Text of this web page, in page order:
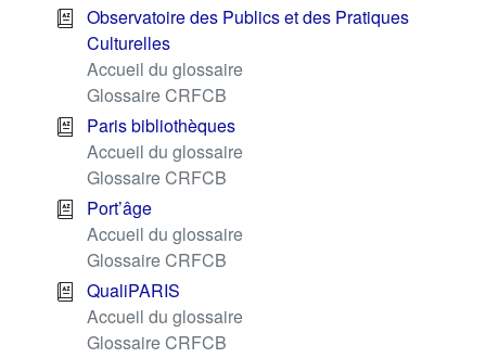
Observatoire des Publics et des Pratiques
Culturelles
Accueil du glossaire
Glossaire CRFCB
Paris bibliothèques
Accueil du glossaire
Glossaire CRFCB
Port’âge
Accueil du glossaire
Glossaire CRFCB
QualiPARIS
Accueil du glossaire
Glossaire CRFCB